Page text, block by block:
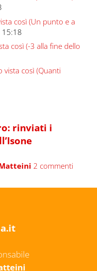
così (Un punto e a
così (-3 alla fine dello
vista così (Quanti
rinviati i
2 commenti